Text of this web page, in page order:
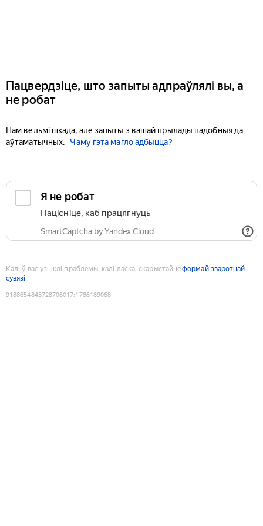
Пацвердзіце, што запыты адпраўлялі вы, а
не робат
Нам вельмі шкада, але запыты з вашай прылады падобныя да
аўтаматычных.
Чаму гэта магло адбыцца?
Я не робат
Націсніце, каб працягнуць
SmartCaptcha by Yandex Cloud
Калі ў вас узніклі праблемы, калі ласка, скарыстайцеформай зваротнай
сувязі
9188654843728706017:1786189068